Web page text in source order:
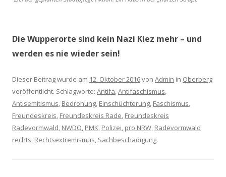
Die Wupperorte sind kein Nazi Kiez mehr – und
werden es nie wieder sein!
Dieser Beitrag wurde am 12. Oktober 2016von Admin in Oberberg
veröffentlicht. Schlagworte: Antifa,Antifaschismus,
Antisemitismus, Bedrohung, Einschüchterung, Faschismus,
Freundeskreis, Freundeskreis Rade, Freundeskreis
Radevormwald, NWDO, PMK, Polizei, pro NRW, Radevormwald
rechts, Rechtsextremismus, Sachbeschädigung.